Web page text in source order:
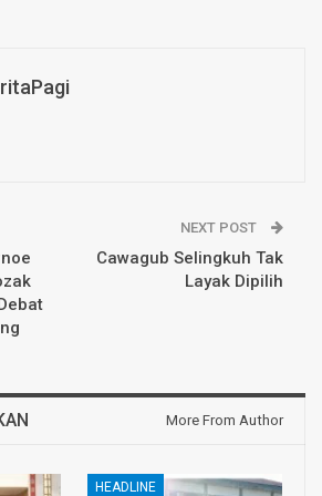
NEXT POST
Cawagub Selingkuh Tak
Layak Dipilih
More From Author
HEADLINE